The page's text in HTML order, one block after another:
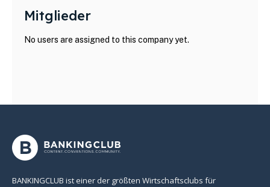
Mitglieder
No users are assigned to this company yet.
BANKINGCLUB ist einer der größten Wirtschaftsclubs für